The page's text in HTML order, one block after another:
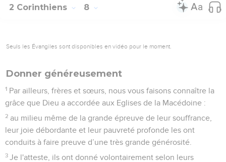
2 Corinthiens 8
Seuls les Évangiles sont disponibles en vidéo pour le moment.
Donner généreusement
1 Par ailleurs, frères et sœurs, nous vous faisons connaître la
grâce que Dieu a accordée aux Eglises de la Macédoine :
2 au milieu même de la grande épreuve de leur souffrance,
leur joie débordante et leur pauvreté profonde les ont
conduits à faire preuve d’une très grande générosité.
3 Je l'atteste, ils ont donné volontairement selon leurs